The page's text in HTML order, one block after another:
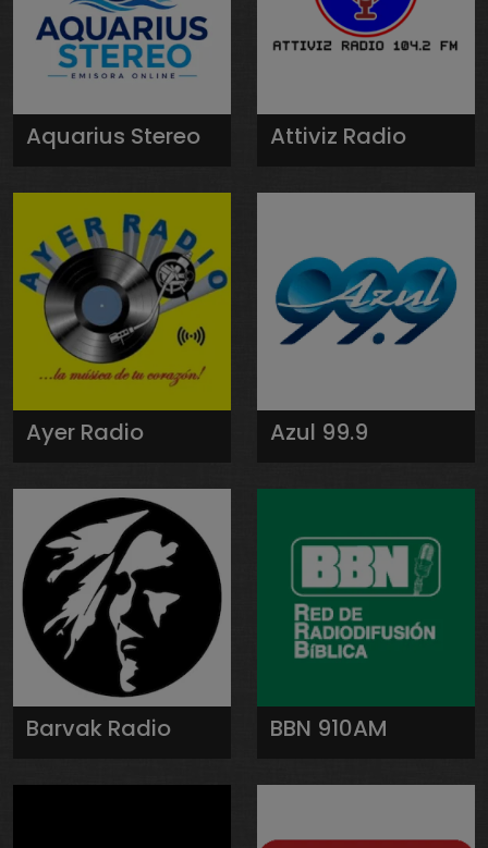
Aquarius Stereo Attiviz Radio
Ayer Radio Azul 99.9
Barvak Radio BBN 910AM